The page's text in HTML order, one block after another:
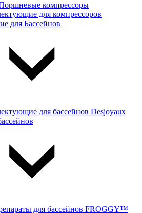
компрессоры
для компрессоров
для Бассейнов
для бассейнов Desjoyaux
для бассейнов FROGGY™